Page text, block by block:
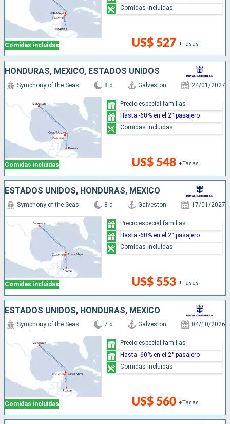
Comidas incluidas US$ 527 +Tasas
Comidas incluidas
HONDURAS, MÉXICO, ESTADOS UNIDOS
Comidas incluidas
Symphony of the Seas 8 d Galveston 24/01/2027
US$ 548 +Tasas
Precio especial familias
Hasta -60% en el 2° pasajero
Comidas incluidas
ESTADOS UNIDOS, HONDURAS, MÉXICO
Comidas incluidas
Symphony of the Seas 8 d Galveston 17/01/2027
US$ 553 +Tasas
Precio especial familias
Hasta -60% en el 2° pasajero
Comidas incluidas
ESTADOS UNIDOS, HONDURAS, MÉXICO
Comidas incluidas
Symphony of the Seas 7 d Galveston 04/10/2026
US$ 560 +Tasas
Precio especial familias
Hasta -60% en el 2° pasajero
Comidas incluidas